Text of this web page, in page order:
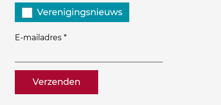
E-mailadres *
naam@bedrijf.nl
zou
je
willen
Verenigingsnieuws